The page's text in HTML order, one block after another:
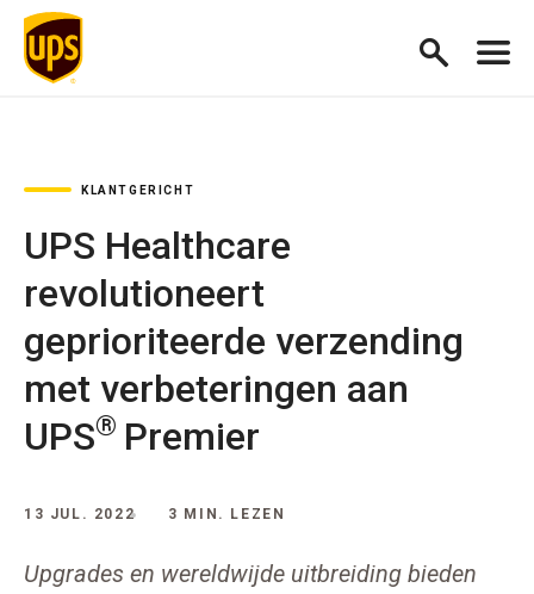
KLANTGERICHT
UPS Healthcare
revolutioneert
geprioriteerde verzending
met verbeteringen aan
UPS® Premier
13 JUL. 2022 3 MIN. LEZEN
Upgrades en wereldwijde uitbreiding bieden